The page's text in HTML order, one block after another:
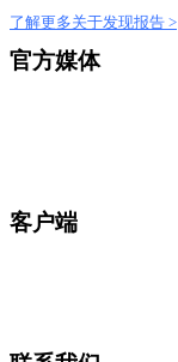
了解更多关于发现报告 >
官方媒体
客户端